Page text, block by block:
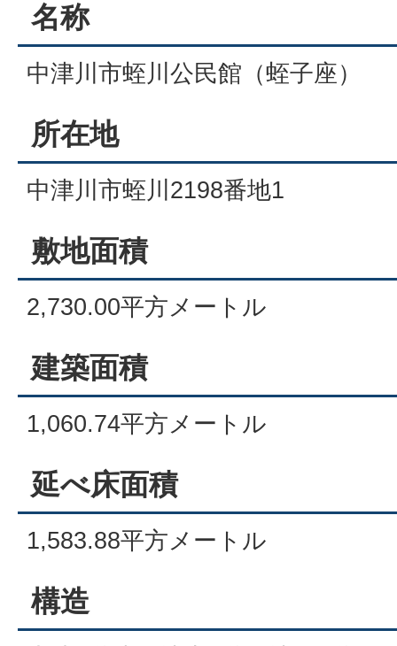
名称
中津川市蛭川公民館（蛭子座）
所在地
中津川市蛭川2198番地1
敷地面積
2,730.00平方メートル
建築面積
1,060.74平方メートル
延べ床面積
1,583.88平方メートル
構造